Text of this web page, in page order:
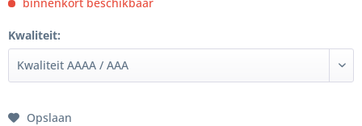
Kwaliteit:
Opslaan